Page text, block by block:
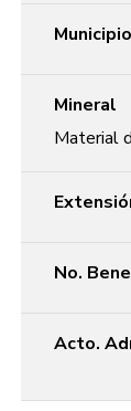
Municipio
Mineral
Material
No.
Acto.